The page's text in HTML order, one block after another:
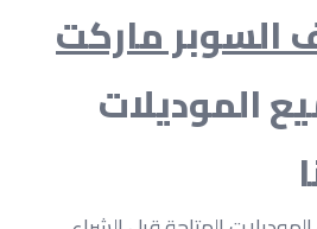
السوبر ماركت